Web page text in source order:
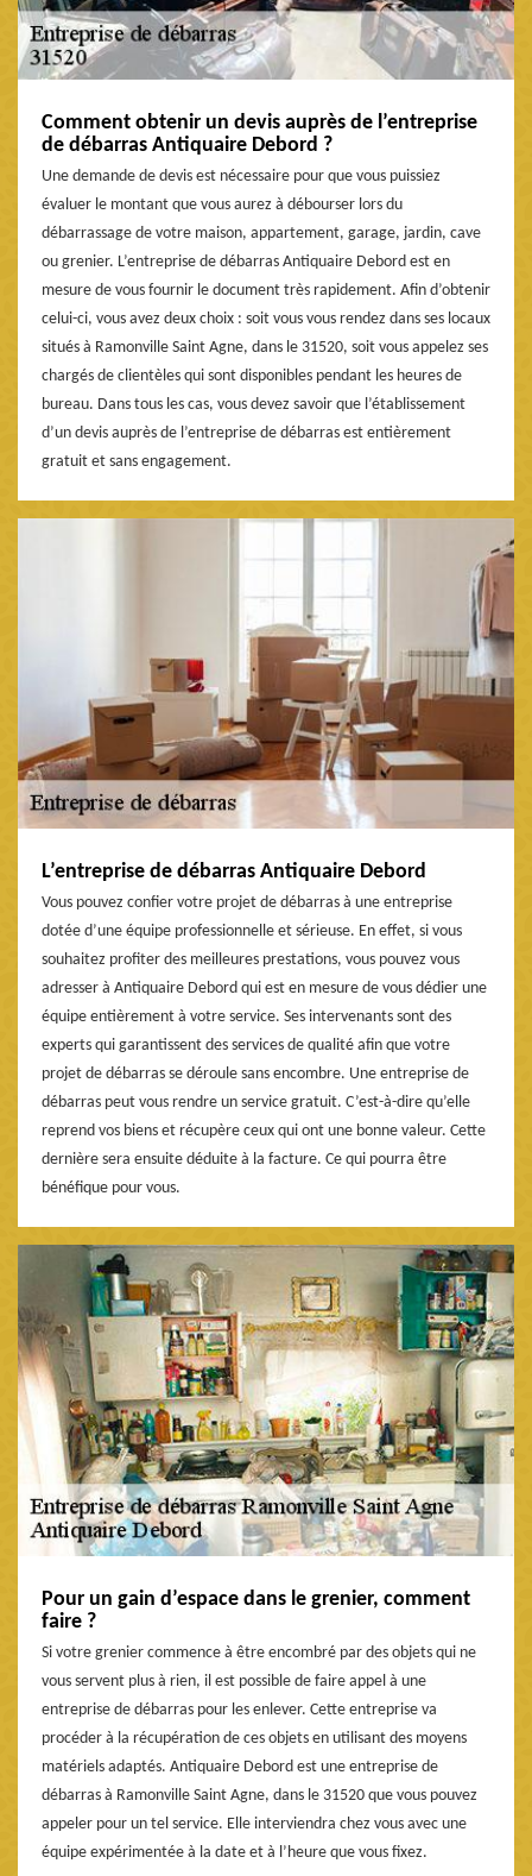
Comment obtenir un devis auprès de l’entreprise
de débarras Antiquaire Debord ?
Une demande de devis est nécessaire pour que vous puissiez
évaluer le montant que vous aurez à débourser lors du
débarrassage de votre maison, appartement, garage, jardin, cave
ou grenier. L’entreprise de débarras Antiquaire Debord est en
mesure de vous fournir le document très rapidement. Afin d’obtenir
celui-ci, vous avez deux choix : soit vous vous rendez dans ses locaux
situés à Ramonville Saint Agne, dans le 31520, soit vous appelez ses
chargés de clientèles qui sont disponibles pendant les heures de
bureau. Dans tous les cas, vous devez savoir que l’établissement
d’un devis auprès de l’entreprise de débarras est entièrement
gratuit et sans engagement.
L’entreprise de débarras Antiquaire Debord
Vous pouvez confier votre projet de débarras à une entreprise
dotée d’une équipe professionnelle et sérieuse. En effet, si vous
souhaitez profiter des meilleures prestations, vous pouvez vous
adresser à Antiquaire Debord qui est en mesure de vous dédier une
équipe entièrement à votre service. Ses intervenants sont des
experts qui garantissent des services de qualité afin que votre
projet de débarras se déroule sans encombre. Une entreprise de
débarras peut vous rendre un service gratuit. C’est-à-dire qu’elle
reprend vos biens et récupère ceux qui ont une bonne valeur. Cette
dernière sera ensuite déduite à la facture. Ce qui pourra être
bénéfique pour vous.
Pour un gain d’espace dans le grenier, comment
faire ?
Si votre grenier commence à être encombré par des objets qui ne
vous servent plus à rien, il est possible de faire appel à une
entreprise de débarras pour les enlever. Cette entreprise va
procéder à la récupération de ces objets en utilisant des moyens
matériels adaptés. Antiquaire Debord est une entreprise de
débarras à Ramonville Saint Agne, dans le 31520 que vous pouvez
appeler pour un tel service. Elle interviendra chez vous avec une
équipe expérimentée à la date et à l’heure que vous fixez.